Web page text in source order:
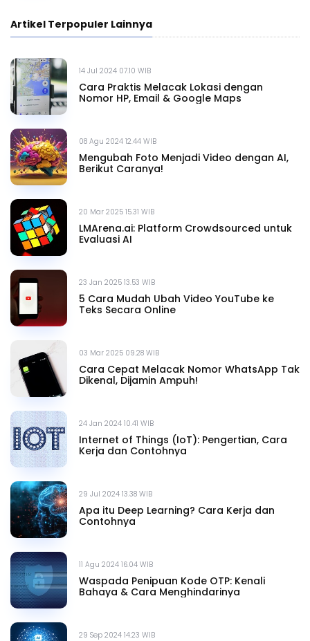
Artikel Terpopuler Lainnya
14 Jul 2024 07.10 WIB
Cara Praktis Melacak Lokasi dengan
Nomor HP, Email & Google Maps
08 Agu 2024 12.44 WIB
Mengubah Foto Menjadi Video dengan AI,
Berikut Caranya!
20 Mar 2025 15.31 WIB
LMArena.ai: Platform Crowdsourced untuk
Evaluasi AI
23 Jan 2025 13.53 WIB
5 Cara Mudah Ubah Video YouTube ke
Teks Secara Online
03 Mar 2025 09.28 WIB
Cara Cepat Melacak Nomor WhatsApp Tak
Dikenal, Dijamin Ampuh!
24 Jan 2024 10.41 WIB
Internet of Things (IoT): Pengertian, Cara
Kerja dan Contohnya
29 Jul 2024 13.38 WIB
Apa itu Deep Learning? Cara Kerja dan
Contohnya
11 Agu 2024 16.04 WIB
Waspada Penipuan Kode OTP: Kenali
Bahaya & Cara Menghindarinya
29 Sep 2024 14.23 WIB